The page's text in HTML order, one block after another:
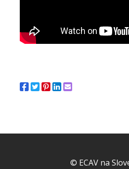
© ECAV na